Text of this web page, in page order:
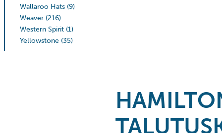
Wallaroo Hats (9)
Weaver (216)
Western Spirit (1)
Yellowstone (35)